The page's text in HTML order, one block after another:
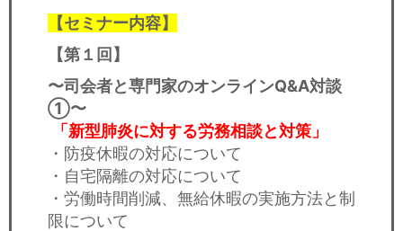
【セミナー内容】
【第１回】
〜司会者と専門家のオンラインQ&A対談
①〜
「新型肺炎に対する労務相談と対策」
・防疫休暇の対応について
・自宅隔離の対応について
・労働時間削減、無給休暇の実施方法と制
限について